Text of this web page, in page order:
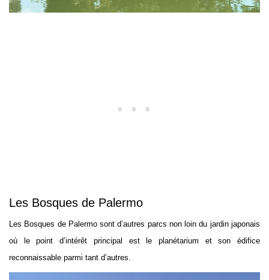
Les Bosques de Palermo
Les Bosques de Palermo sont d’autres parcs non loin du jardin japonais
où le point d’intérêt principal est le planétarium et son édifice
reconnaissable parmi tant d’autres.